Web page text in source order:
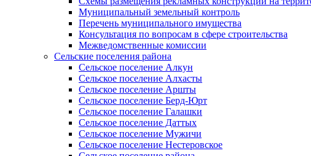
Муниципальный земельный контроль
Перечень муниципального имущества
Консультация по вопросам в сфере строительства
Межведомственные комиссии
Сельские поселения района
Сельское поселение Алкун
Сельское поселение Алхасты
Сельское поселение Аршты
Сельское поселение Берд-Юрт
Сельское поселение Галашки
Сельское поселение Даттых
Сельское поселение Мужичи
Сельское поселение Нестеровское